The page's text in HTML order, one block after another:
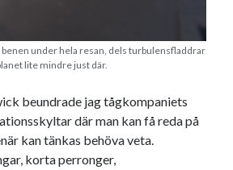
benen under hela resan, dels turbulensfladdrar
lite mindre just där.
beundrade jag tågkompaniets
där man kan få reda på
kan tänkas behöva veta.
korta perronger,